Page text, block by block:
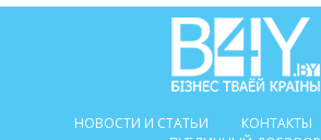
НОВОСТИ И СТАТЬИ КОНТАКТЫ